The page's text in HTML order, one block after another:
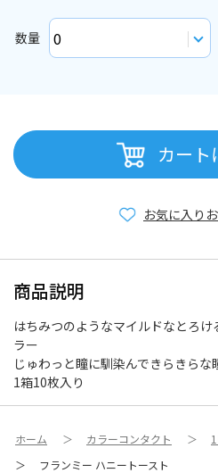
数量
カート
お気に入り
商品説明
はちみつのようなマイルドなとろ
ラー
じゅわっと瞳に馴染んできらきらな
1箱10枚入り
ホーム ＞ カラーコンタクト ＞
＞
フランミー ハニートースト